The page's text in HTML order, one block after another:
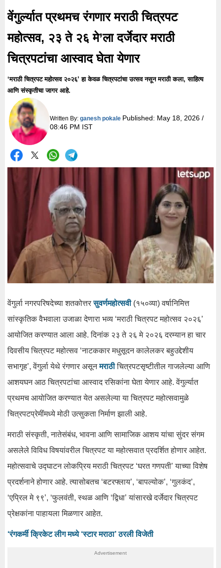
वेंगुर्ल्यात प्रथमच रंगणार मराठी चित्रपट
महोत्सव, २३ ते २६ मे’ला दर्जेदार मराठी
चित्रपटांचा आस्वाद घेता येणार
‘मराठी चित्रपट महोत्सव २०२६’ हा केवळ चित्रपटांचा उत्सव नसून मराठी कला, साहित्य
आणि संस्कृतीचा जागर आहे.
Written By: ganesh pokale Published: May 18, 2026 /
08:46 PM IST
वेंगुर्ला नगरपरिषदेच्या शतकोत्तरसुवर्णमहोत्सवी (१५०व्या) वर्षानिमित्त
सांस्कृतिक वैभवाला उजाळा देणारा भव्य ‘मराठी चित्रपट महोत्सव २०२६’
आयोजित करण्यात आला आहे. दिनांक २३ ते २६ मे २०२६ दरम्यान हा चार
दिवसीय चित्रपट महोत्सव ‘नाटककार मधुसूदन कालेलकर बहुउद्देशीय
सभागृह’, वेंगुर्ला येथे रंगणार असूनमराठी चित्रपटसृष्टीतील गाजलेल्या आणि
आशयघन आठ चित्रपटांचा आस्वाद रसिकांना घेता येणार आहे. वेंगुर्ल्यात
प्रथमच आयोजित करण्यात येत असलेल्या या चित्रपट महोत्सवामुळे
चित्रपटप्रेमींमध्ये मोठी उत्सुकता निर्माण झाली आहे.
मराठी संस्कृती, नातेसंबंध, भावना आणि सामाजिक आशय यांचा सुंदर संगम
असलेले विविध विषयांवरील चित्रपट या महोत्सवात प्रदर्शित होणार आहेत.
महोत्सवाचे उद्घाटन लोकप्रिय मराठी चित्रपट ‘घरत गणपती’ याच्या विशेष
प्रदर्शनाने होणार आहे. त्यासोबतच ‘बटरफ्लाय’, ‘बापल्योक’, ‘गुलकंद’,
‘एप्रिल मे ९९’, ‘फुलवंती, स्थळ आणि ‘द्विधा’ यांसारखे दर्जेदार चित्रपट
प्रेक्षकांना पाहायला मिळणार आहेत.
‘रंगकर्मी क्रिकेट लीग मध्ये ‘स्टार मराठा’ ठरली विजेती